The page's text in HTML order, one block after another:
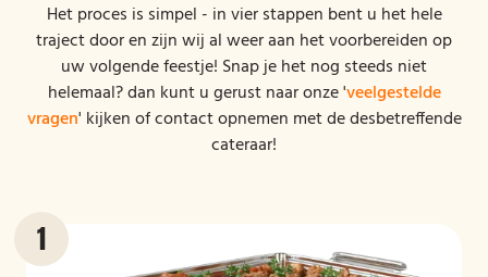
Het proces is simpel - in vier stappen bent u het hele
traject door en zijn wij al weer aan het voorbereiden op
uw volgende feestje! Snap je het nog steeds niet
helemaal? dan kunt u gerust naar onze 'veelgestelde
vragen' kijken of contact opnemen met de desbetreffende
cateraar!